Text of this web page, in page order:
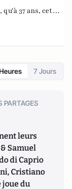
37 ans, cet
et
gère et
7 Jours
PARTAGES
leurs
Samuel
di Caprio
Cristiano
joue du